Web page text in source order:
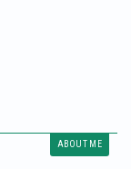
ABOUT ME